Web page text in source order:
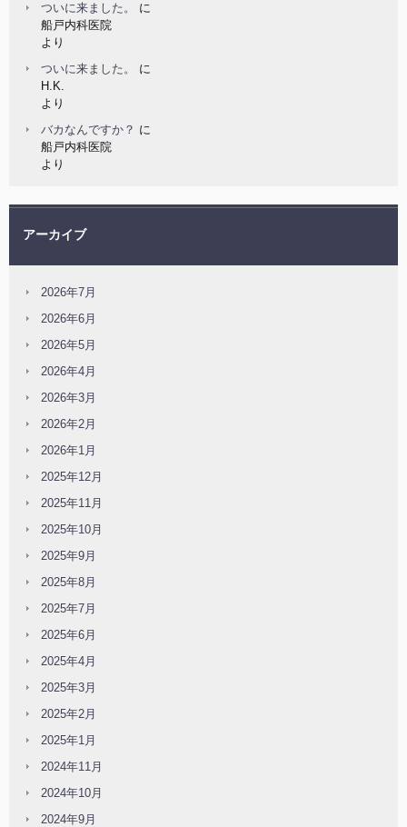
ついに来ました。
に
船戸内科医院
より
ついに来ました。
に
H.K.
より
バカなんですか？ に
船戸内科医院
より
アーカイブ
2026年7月
2026年6月
2026年5月
2026年4月
2026年3月
2026年2月
2026年1月
2025年12月
2025年11月
2025年10月
2025年9月
2025年8月
2025年7月
2025年6月
2025年4月
2025年3月
2025年2月
2025年1月
2024年11月
2024年10月
2024年9月